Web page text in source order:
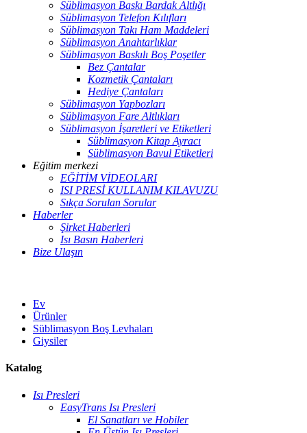
Süblimasyon Baskı Bardak Altlığı
Süblimasyon Telefon Kılıfları
Süblimasyon Takı Ham Maddeleri
Süblimasyon Anahtarlıklar
Süblimasyon Baskılı Boş Poşetler
Bez Çantalar
Kozmetik Çantaları
Hediye Çantaları
Süblimasyon Yapbozları
Süblimasyon Fare Altlıkları
Süblimasyon İşaretleri ve Etiketleri
Süblimasyon Kitap Ayracı
Süblimasyon Bavul Etiketleri
Eğitim merkezi
EĞİTİM VİDEOLARI
ISI PRESİ KULLANIM KILAVUZU
Sıkça Sorulan Sorular
Haberler
Şirket Haberleri
Isı Basın Haberleri
Bize Ulaşın
Ev
Ürünler
Süblimasyon Boş Levhaları
Giysiler
Katalog
Isı Presleri
EasyTrans Isı Presleri
El Sanatları ve Hobiler